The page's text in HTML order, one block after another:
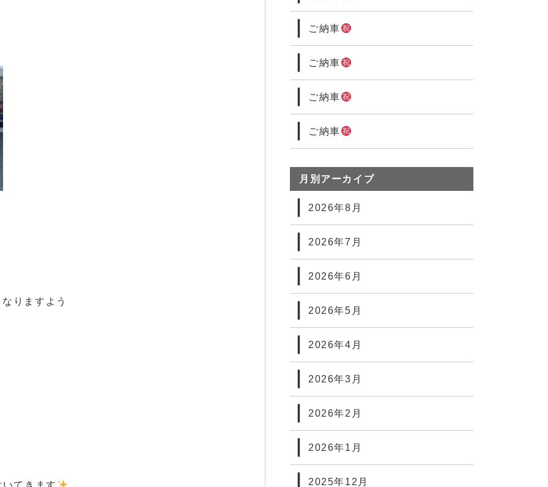
りますよう
てきます
ご納車
ご納車
ご納車
ご納車
月別アーカイブ
2026年8月
2026年7月
2026年6月
2026年5月
2026年4月
2026年3月
2026年2月
2026年1月
2025年12月